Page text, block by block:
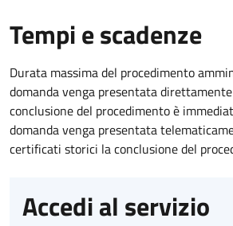
Tempi e scadenze
Durata massima del procedimento
domanda venga presentata
conclusione del procedimento è
domanda venga presentata
certificati storici la conclusione del
Accedi al servizio